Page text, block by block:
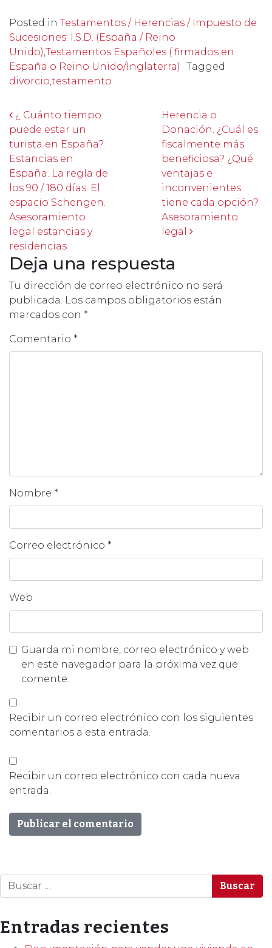
Posted in Testamentos / Herencias / Impuesto de
Sucesiones: I.S.D. (España / Reino
Unido) Testamentos Españoles ( firmados en
España o Reino Unido/Inglaterra)
Tagged
divorcio testamento
Post navigation
¿ Cuánto tiempo
puede estar un
turista en España?.
Estancias en
España. La regla de
los 90 / 180 días. El
espacio Schengen.
Asesoramiento
legal estancias y
residencias
Herencia o
Donación. ¿Cuál es
fiscalmente más
beneficiosa? ¿Qué
ventajas e
inconvenientes
tiene cada opción?
Asesoramiento
legal
Deja una respuesta
Tu dirección de correo electrónico no será
publicada. Los campos obligatorios están
marcados con *
Comentario *
Nombre *
Correo electrónico *
Web
Guarda mi nombre, correo electrónico y web
en este navegador para la próxima vez que
comente.
Recibir un correo electrónico con los siguientes
comentarios a esta entrada.
Recibir un correo electrónico con cada nueva
entrada.
Buscar
Entradas recientes